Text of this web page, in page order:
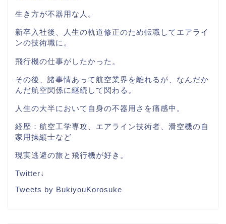
生き方が不器用な人。
新卒入社後、人生の軌道修正のため転職してエアライ
ンの技術職に。
飛行機の仕事がしたかった。
その後、諸事情あって航空業界を離れるが、なんだか
んだ航空関係に継続して関わる。
人生の大半において自身の不器用さを痛感中。
経歴：航空工学専攻、エアライン技術者、滑空機の自
家用操縦士など
現実逃避の旅と飛行機が好き。
Twitter↓
Tweets by BukiyouKorosuke